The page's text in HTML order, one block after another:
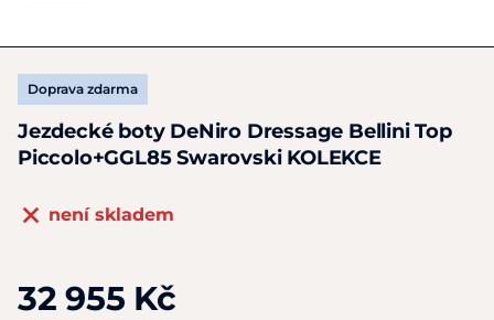
Doprava zdarma
Jezdecké boty DeNiro Dressage Bellini Top
Piccolo+GGL85 Swarovski KOLEKCE
není skladem
32 955 Kč